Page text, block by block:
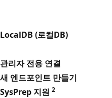
LocalDB (로컬DB)
관리자 전용 연결
새 엔드포인트 만들기
SysPrep 지원 2